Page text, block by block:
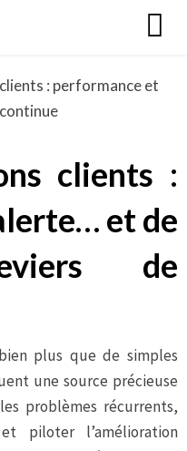
clients :
et de
de
plus que de simples
une source précieuse
problèmes récurrents,
piloter l’amélioration